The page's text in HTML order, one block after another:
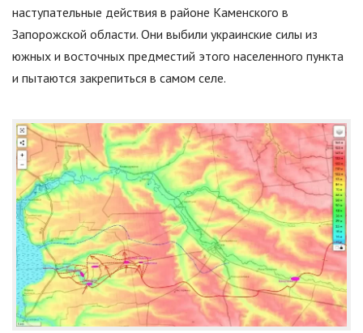
наступательные действия в районе Каменского в
Запорожской области. Они выбили украинские силы из
южных и восточных предместий этого населенного пункта
и пытаются закрепиться в самом селе.